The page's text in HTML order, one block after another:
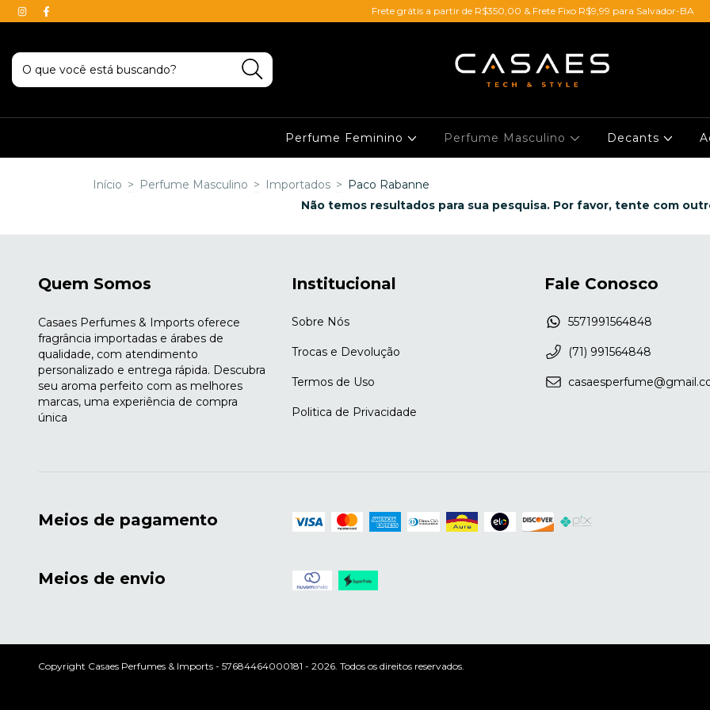
Frete grátis a partir de R$350,00 & Frete Fixo R$9,99 para Salvador-BA
Perfume Feminino Perfume Masculino Decants
Início > Perfume Masculino > Importados > Paco Rabanne
Não temos resultados para sua pesquisa. Por favor, tente com
Quem Somos
Casaes Perfumes & Imports oferece
fragrância importadas e árabes de
qualidade, com atendimento
personalizado e entrega rápida. Descubra
seu aroma perfeito com as melhores
marcas, uma experiência de compra
única
Institucional
Sobre Nós
Trocas e Devolução
Termos de Uso
Politica de Privacidade
Fale Conosco
5571991564848
(71) 991564848
Meios de pagamento
Meios de envio
Copyright Casaes Perfumes & Imports - 57684464000181 - 2026. Todos os direitos reservados.